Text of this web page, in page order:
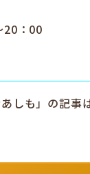
20：00
しも」の記事